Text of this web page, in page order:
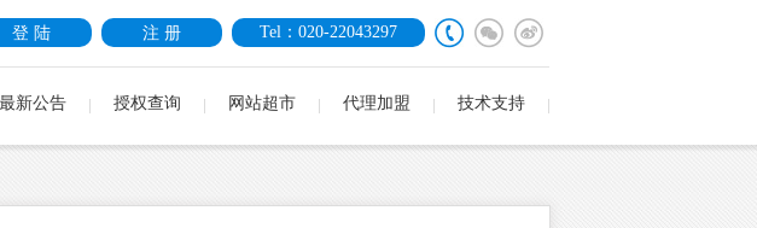
Tel：020-22043297
注 册
登 陆
最新公告 授权查询 网站超市 代理加盟 技术支持